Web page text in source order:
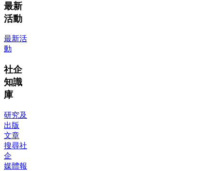
最新
活動
最新活
動
社企
知識
庫
研究及
出版
文章
搜尋社
企
媒體報